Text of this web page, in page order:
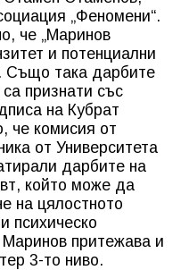
„Феномени“.
че „Маринов
и потенциални
Също така дарбите
признати със
на Кубрат
че комисия от
от Университета
дарбите на
който може да
на цялостното
психическо
притежава и
3-то ниво.